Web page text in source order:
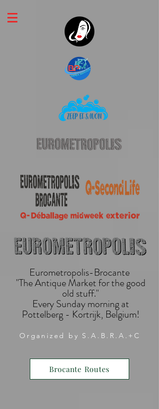
Eurometropolis-Brocante
"The Antique Market for the good
old stuff."
Every Sunday morning at
Pottelberg - Kortrijk, Belgium!
Organized by S.A.B.R.A.+C
Brocante Routes